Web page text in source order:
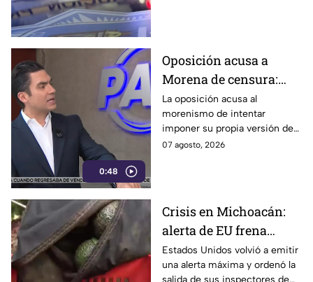
0:48
Oposición acusa a
Morena de censura:
quiere blindar a la 4T y
convertir a sus
adversarios en villanos
La oposición acusa al
morenismo de intentar
imponer su propia versión de
los hechos mediante la
organizado y al mismo tiempo,
presentar a sus adversarios
como los villanos.
07 agosto, 2026
Crisis en Michoacán:
alerta de EU frena
exportación de
aguacate y el crimen
Estados Unidos volvió a emitir
una alerta máxima y ordenó la